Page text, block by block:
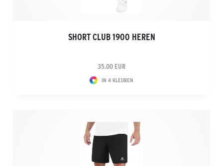
SHORT CLUB 1900 HEREN
35.00 EUR
IN 4 KLEUREN